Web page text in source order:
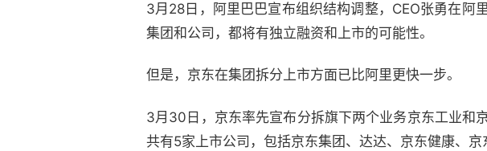
3月28日，阿里巴巴宣布组织结构调整，CEO张勇在阿
集团和公司，都将有独立融资和上市的可能性。
但是，京东在集团拆分上市方面已比阿里更快一步。
3月30日，京东率先宣布分拆旗下两个业务京东工业和
共有5家上市公司，包括京东集团、达达、京东健康、京